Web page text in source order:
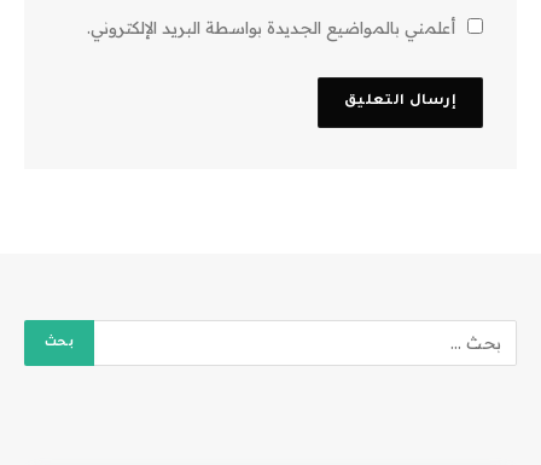
أعلمني بالمواضيع الجديدة بواسطة البريد الإلكتروني.